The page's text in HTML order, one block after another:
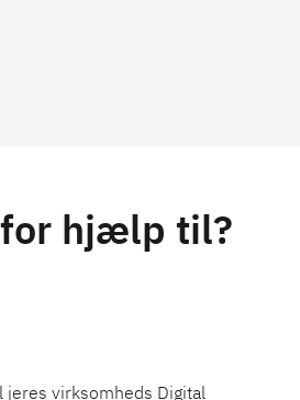
for hjælp til?
jeres virksomheds Digital